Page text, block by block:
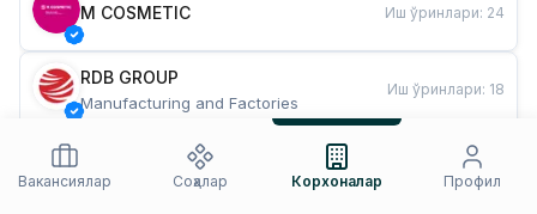
M COSMETIC Иш ўринлари: 24
RDB GROUP
Manufacturing and Factories
Иш ўринлари: 18
Restaurants and Fast Food
Иш ўринлари
Вакансиялар
Соҳалар Корхоналар Профил